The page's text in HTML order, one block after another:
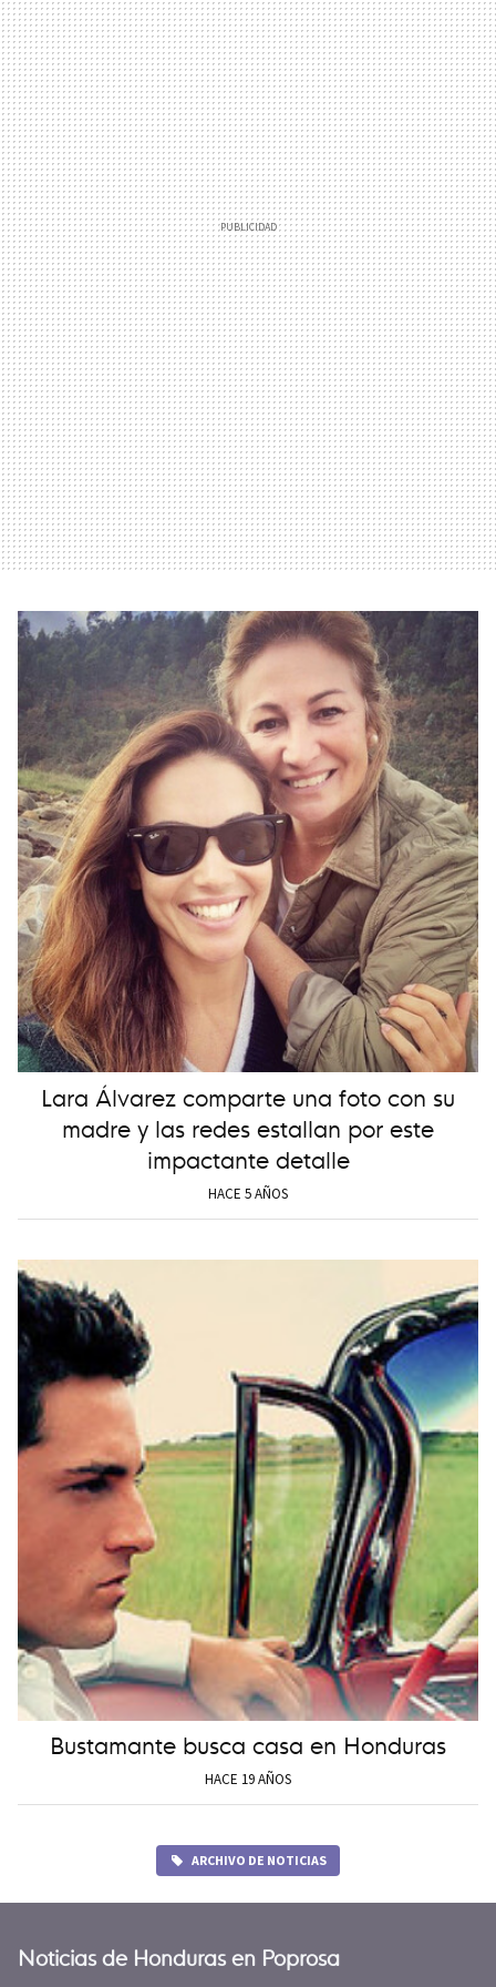
Lara Álvarez comparte una foto con su
madre y las redes estallan por este
impactante detalle
HACE 5 AÑOS
Bustamante busca casa en Honduras
HACE 19 AÑOS
ARCHIVO DE NOTICIAS
Noticias de Honduras en Poprosa